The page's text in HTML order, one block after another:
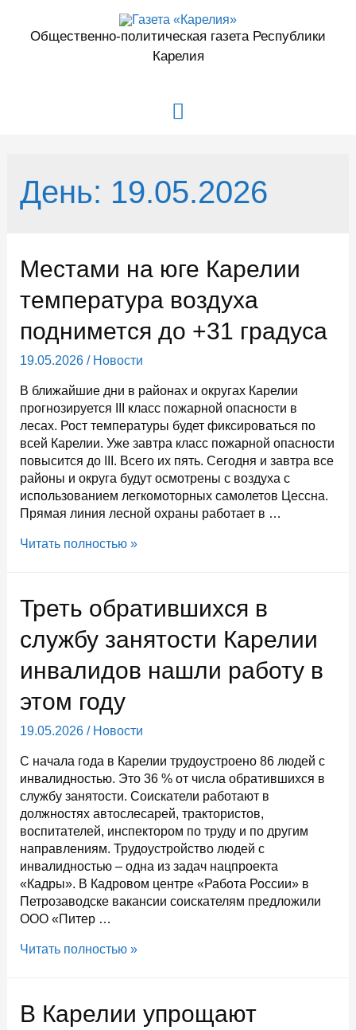
содержимому
Общественно-политическая газета Республики
Карелия
Главное
День: 19.05.2026
Местами на юге Карелии
температура воздуха
поднимется до +31 градуса
19.05.2026/ Новости
В ближайшие дни в районах и округах Карелии
прогнозируется III класс пожарной опасности в
лесах. Рост температуры будет фиксироваться по
всей Карелии. Уже завтра класс пожарной опасности
повысится до III. Всего их пять. Сегодня и завтра все
районы и округа будут осмотрены с воздуха с
использованием легкомоторных самолетов Цессна.
Прямая линия лесной охраны работает в …
Местами
температура
поднимется
до
+31
градуса
Читать полностью »
Треть обратившихся в
службу занятости Карелии
инвалидов нашли работу в
этом году
19.05.2026/ Новости
С начала года в Карелии трудоустроено 86 людей с
инвалидностью. Это 36 % от числа обратившихся в
службу занятости. Соискатели работают в
должностях автослесарей, трактористов,
воспитателей, инспектором по труду и по другим
направлениям. Трудоустройство людей с
инвалидностью – одна из задач нацпроекта
«Кадры». В Кадровом центре «Работа России» в
Петрозаводске вакансии соискателям предложили
ООО «Питер …
Треть
занятости
Читать полностью »
В Карелии упрощают